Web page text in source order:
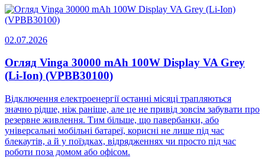
02.07.2026
Огляд Vinga 30000 mAh 100W Display VA Grey
(Li-Ion) (VPBB30100)
Відключення електроенергії останні місяці трапляються
значно рідше, ніж раніше, але це не привід зовсім забувати про
резервне живлення. Тим більше, що павербанки, або
універсальні мобільні батареї, корисні не лише під час
блекаутів, а й у поїздках, відрядженнях чи просто під час
роботи поза домом або офісом.